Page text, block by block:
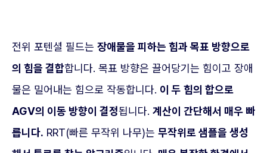
전위 포텐셜 필드는 장애물을 피하는 힘과 목표 방향으로
의 힘을 결합합니다. 목표 방향은 끌어당기는 힘이고 장애
물은 밀어내는 힘으로 작동합니다. 이 두 힘의 합으로
AGV의 이동 방향이 결정됩니다. 계산이 간단해서 매우 빠
릅니다. RRT(빠른 무작위 나무)는 무작위로 샘플을 생성